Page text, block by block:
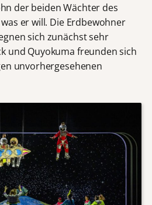
der beiden Wächter des
er will. Die Erdbewohner
sich zunächst sehr
und Quyokuma freunden sich
unvorhergesehenen